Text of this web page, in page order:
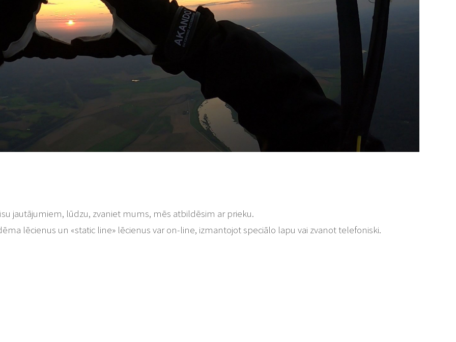
jautājumiem, lūdzu, zvaniet mums, mēs atbildēsim ar prieku.
lēcienus un «static line» lēcienus var on-line, izmantojot speciālo lapu vai zvanot telefoniski.